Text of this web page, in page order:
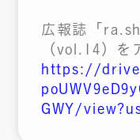
広報誌「
（vol.14）を
https://
GWY/